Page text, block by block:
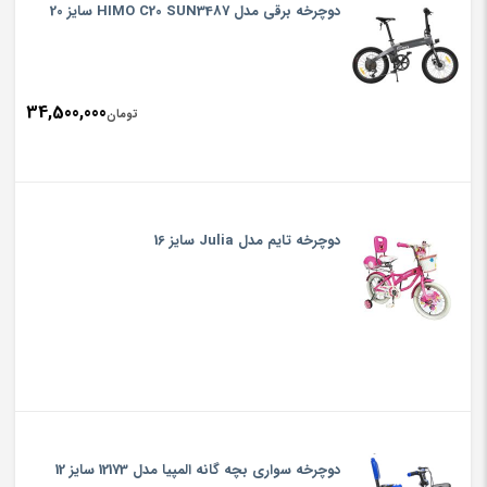
دوچرخه برقی مدل HIMO C20 SUN3487 سایز 20
تومان34,500,000
دوچرخه تایم مدل Julia سایز 16
دوچرخه سواری بچه گانه المپیا مدل 12173 سایز 12